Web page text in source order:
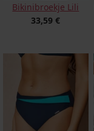
Bikinibroekje Lili
33,59 €